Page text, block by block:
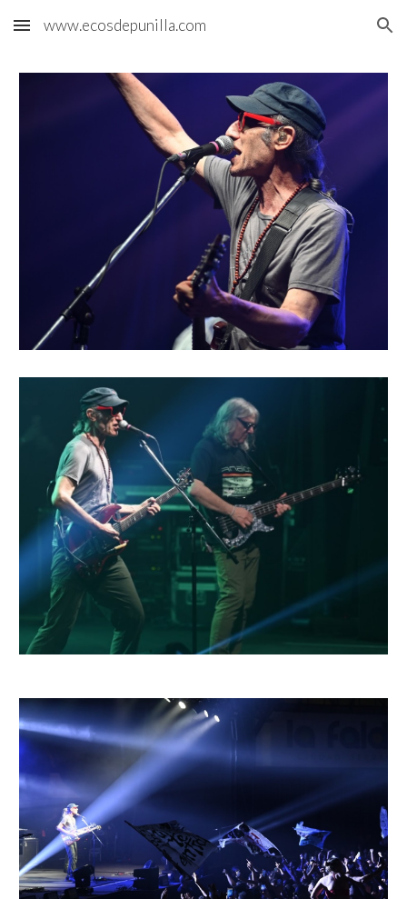
Skip to main content Skip to navigation
www.ecosdepunilla.com